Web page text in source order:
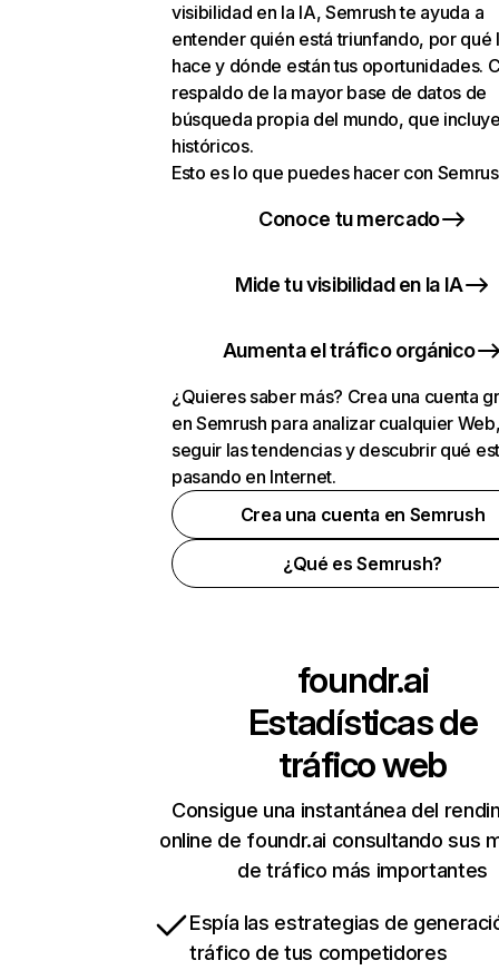
visibilidad en la IA, Semrush te ayuda a
entender quién está triunfando, por qué
hace y dónde están tus oportunidades.
respaldo de la mayor base de datos de
búsqueda propia del mundo, que
históricos.
Esto es lo que puedes hacer con
Conoce tu mercado
Mide tu visibilidad en la IA
Aumenta el tráfico orgánico
¿Quieres saber más? Crea una cuenta
en Semrush para analizar cualquier
seguir las tendencias y descubrir qué
pasando en Internet.
Crea una cuenta en Semrush
¿Qué es Semrush?
foundr.ai
Estadísticas de
tráfico web
Consigue una instantánea del
online de foundr.ai consultando sus
de tráfico más importantes
Espía las estrategias de
tráfico de tus competidores